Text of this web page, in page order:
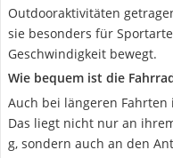
Outdooraktivitäten
sie besonders für
Geschwindigkeit bewegt.
Wie bequem ist die
Auch bei längeren
Das liegt nicht nur an
g, sondern auch an den